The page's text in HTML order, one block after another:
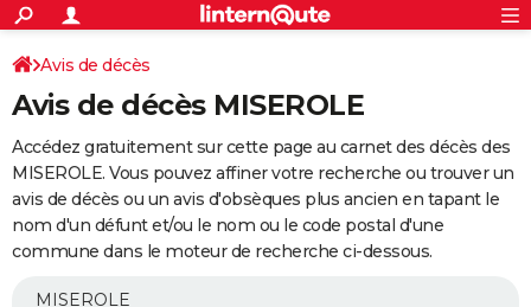
ACTUALITÉS
Politique
Société
Faits Divers
Education
Monde
Villes
+
SPORT
Coupe du monde 2026
Football
Tennis
Cyclisme
Rugby
Forum
Programme TV
TNT
Streaming
Cinéma
Sorties cinéma
Musique
+
FINANCE
Retraite
Epargne
Immobilier
Risques naturels par ville
Banque
Assurance
AUTO
Essais
Réserver un essai
Citadines
Berlines
SUV
Forum auto
+
Avis de décès
Avis de décès MISEROLE
Accédez gratuitement sur cette page au carnet des décès des
MISEROLE. Vous pouvez affiner votre recherche ou trouver un
avis de décès ou un avis d'obsèques plus ancien en tapant le
nom d'un défunt et/ou le nom ou le code postal d'une
commune dans le moteur de recherche ci-dessous.